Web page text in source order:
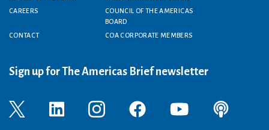
CAREERS
COUNCIL OF THE AMERICAS
BOARD
CONTACT
COA CORPORATE MEMBERS
Sign up for The Americas Brief newsletter